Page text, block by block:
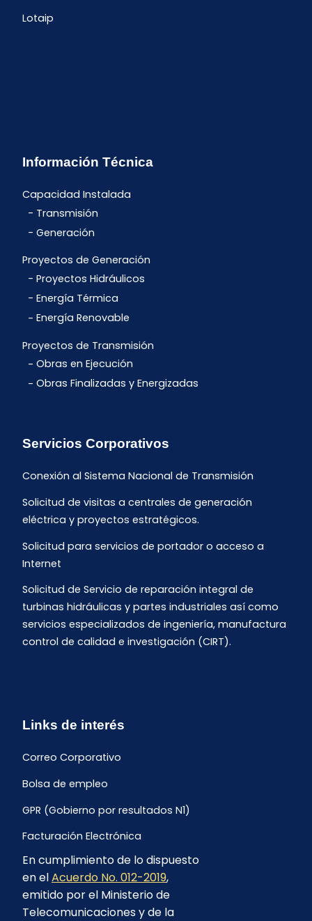
Lotaip
Información Técnica
Capacidad Instalada
Transmisión
Generación
Proyectos de Generación
Proyectos Hidráulicos
Energía Térmica
Energía Renovable
Proyectos de Transmisión
Obras en Ejecución
Obras Finalizadas y Energizadas
Servicios Corporativos
Conexión al Sistema Nacional de Transmisión
Solicitud de visitas a centrales de generación
eléctrica y proyectos estratégicos.
Solicitud para servicios de portador o acceso a
Internet
Solicitud de Servicio de reparación integral de
turbinas hidráulicas y partes industriales así como
servicios especializados de ingeniería, manufactura
control de calidad e investigación (CIRT).
Links de interés
Correo Corporativo
Bolsa de empleo
GPR (Gobierno por resultados N1)
Facturación Electrónica
Archivo Histórico de Facturación
Portal Ambiental y Social
Proyecto Geotérmico Chachimbiro
En cumplimiento de lo dispuesto
en elAcuerdo No. 012-2019,
emitido por el Ministerio de
Telecomunicaciones y de la